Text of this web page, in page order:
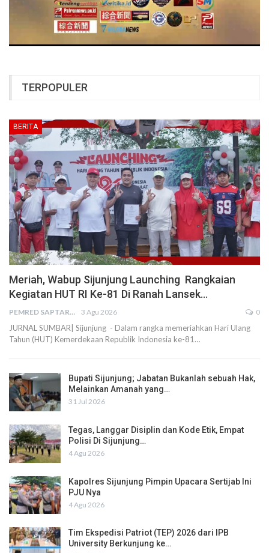
TERPOPULER
BERITA
Meriah, Wabup Sijunjung Launching Rangkaian
Kegiatan HUT RI Ke-81 Di Ranah Lansek…
PEMRED SAPTARIUS 3 Agu 2026 0
JURNAL SUMBAR| Sijunjung - Dalam rangka memeriahkan Hari Ulang
Tahun (HUT) Kemerdekaan Republik Indonesia ke-81…
Bupati Sijunjung; Jabatan Bukanlah sebuah Hak,
Melainkan Amanah yang…
31 Jul 2026
Tegas, Langgar Disiplin dan Kode Etik, Empat
Polisi Di Sijunjung…
4 Agu 2026
Kapolres Sijunjung Pimpin Upacara Sertijab Ini
PJU Nya
4 Agu 2026
Tim Ekspedisi Patriot (TEP) 2026 dari IPB
University Berkunjung ke…